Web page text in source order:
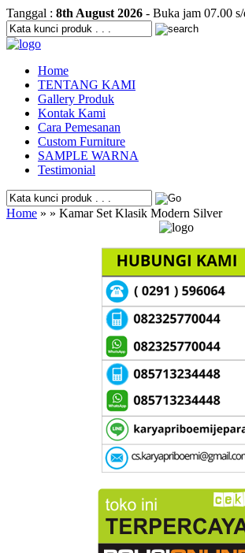
Tanggal : 8th August 2026 - Buka jam 07.00
Home
TENTANG KAMI
Gallery Produk
Kontak Kami
Cara Pemesanan
Custom Furniture
SAMPLE WARNA
Testimonial
Home » » Kamar Set Klasik Modern Silver